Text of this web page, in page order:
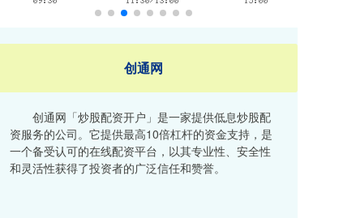
创通网
创通网「炒股配资开户」是一家提供低息炒股配
资服务的公司。它提供最高10倍杠杆的资金支持，是
一个备受认可的在线配资平台，以其专业性、安全性
和灵活性获得了投资者的广泛信任和赞誉。